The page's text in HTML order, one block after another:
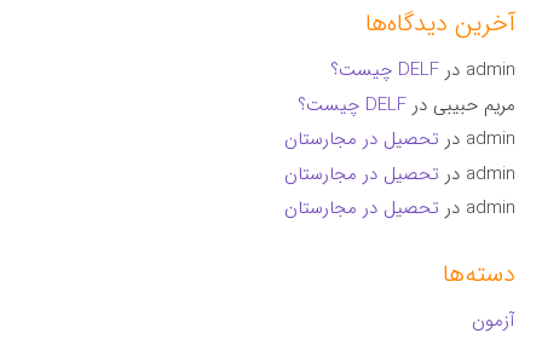
آخرین دیدگاه‌ها
admin درDELF چیست؟
مریم حبیبی درDELF چیست؟
admin در تحصیل در مجارستان
admin در تحصیل در مجارستان
admin در تحصیل در مجارستان
دسته‌ها
آزمون